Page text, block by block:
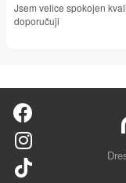
Jsem velice spokojen
doporučuji